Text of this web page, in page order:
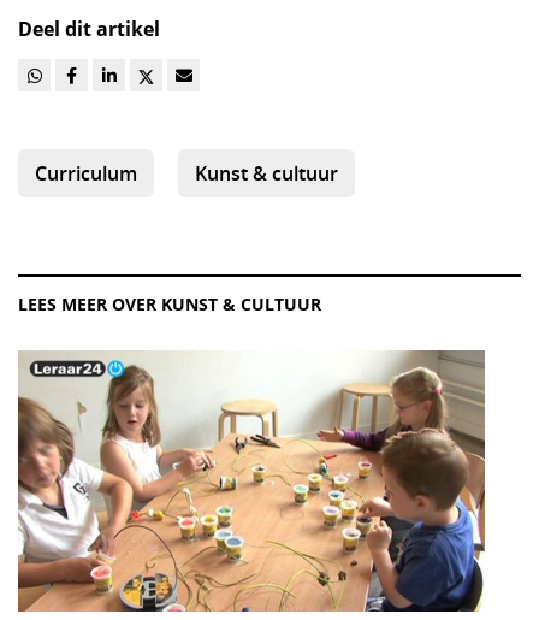
Deel dit artikel
Curriculum Kunst & cultuur
LEES MEER OVER KUNST & CULTUUR